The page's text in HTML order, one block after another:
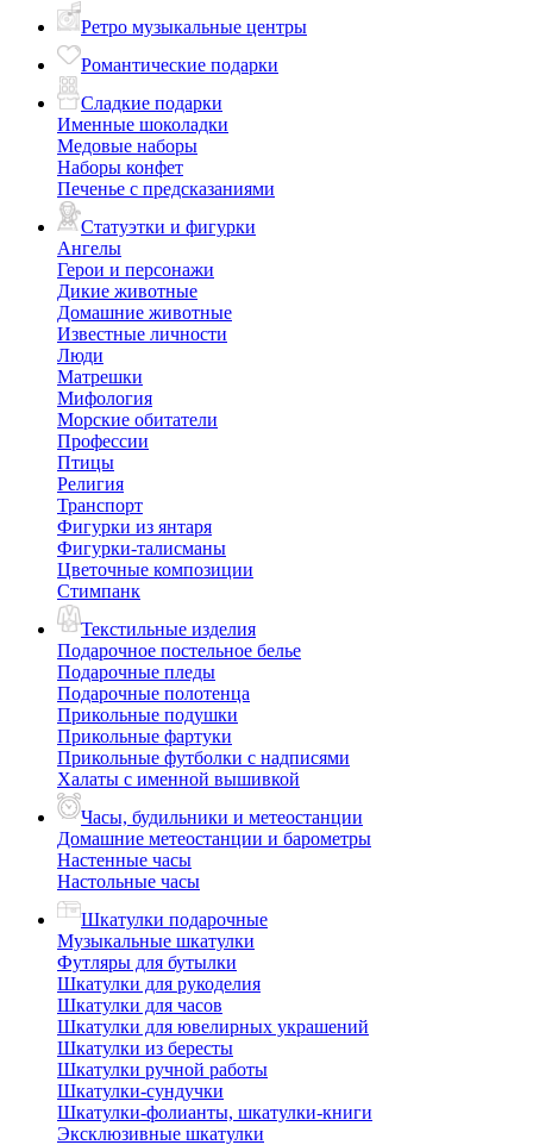
Ретро музыкальные центры
Романтические подарки
Сладкие подарки
Именные шоколадки
Медовые наборы
Наборы конфет
Печенье с предсказаниями
Статуэтки и фигурки
Ангелы
Герои и персонажи
Дикие животные
Домашние животные
Известные личности
Люди
Матрешки
Мифология
Морские обитатели
Профессии
Птицы
Религия
Транспорт
Фигурки из янтаря
Фигурки-талисманы
Цветочные композиции
Стимпанк
Текстильные изделия
Подарочное постельное белье
Подарочные пледы
Подарочные полотенца
Прикольные подушки
Прикольные фартуки
Прикольные футболки с надписями
Халаты с именной вышивкой
Часы, будильники и метеостанции
Домашние метеостанции и барометры
Настенные часы
Настольные часы
Шкатулки подарочные
Музыкальные шкатулки
Футляры для бутылки
Шкатулки для рукоделия
Шкатулки для часов
Шкатулки для ювелирных украшений
Шкатулки из бересты
Шкатулки ручной работы
Шкатулки-сундучки
Шкатулки-фолианты, шкатулки-книги
Эксклюзивные шкатулки